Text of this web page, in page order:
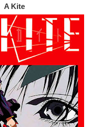
A Kite